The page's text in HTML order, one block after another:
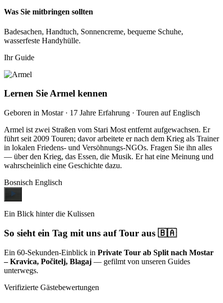
Was Sie mitbringen sollten
Badesachen, Handtuch, Sonnencreme, bequeme Schuhe,
wasserfeste Handyhülle.
Ihr Guide
Lernen Sie Armel kennen
Geboren in Mostar · 17 Jahre Erfahrung · Touren auf Englisch
Armel ist zwei Straßen vom Stari Most entfernt aufgewachsen. Er
führt seit 2009 Touren; davor arbeitete er nach dem Krieg als Trainer
in lokalen Friedens- und Versöhnungs-NGOs. Fragen Sie ihn alles
— über den Krieg, das Essen, die Musik. Er hat eine Meinung und
wahrscheinlich eine Geschichte dazu.
Bosnisch Englisch
Ein Blick hinter die Kulissen
So sieht ein Tag mit uns auf Tour aus 🇧🇦
Ein 60-Sekunden-Einblick in Private Tour ab Split nach Mostar
– Kravica, Počitelj, Blagaj — gefilmt von unseren Guides
unterwegs.
Verifizierte Gästebewertungen